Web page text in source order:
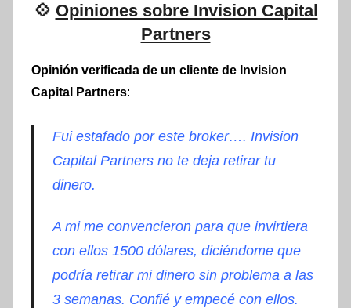
💠 Opiniones sobre Invision Capital
Partners
Opinión verificada de un cliente de Invision
Capital Partners:
Fui estafado por este broker…. Invision
Capital Partners no te deja retirar tu
dinero.
A mi me convencieron para que invirtiera
con ellos 1500 dólares, diciéndome que
podría retirar mi dinero sin problema a las
3 semanas. Confié y empecé con ellos.